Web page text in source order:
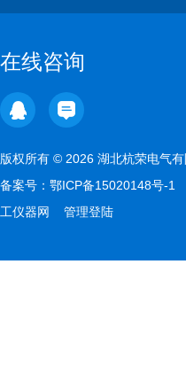
在线咨询
版权所有 © 2026 湖北杭荣电气
备案号： 鄂ICP备15020148号-1
工仪器网
管理登陆